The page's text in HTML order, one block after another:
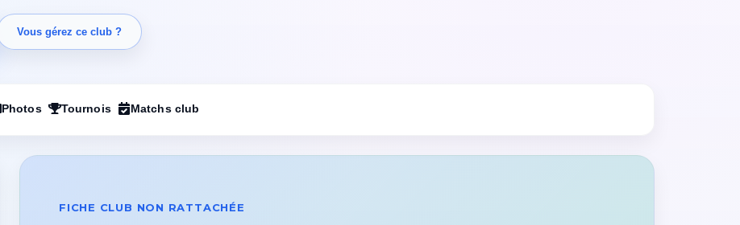
Vous gérez ce club ?
Photos Tournois Matchs club
FICHE CLUB NON RATTACHÉE